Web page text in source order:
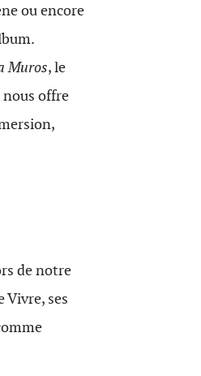
ou encore
Muros, le
nous offre
de notre
Vivre, ses